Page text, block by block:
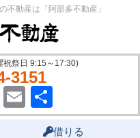
不動産は「阿部多不動産」
祝祭日 9:15～17:30)
3151
LineEmail
有
借りる